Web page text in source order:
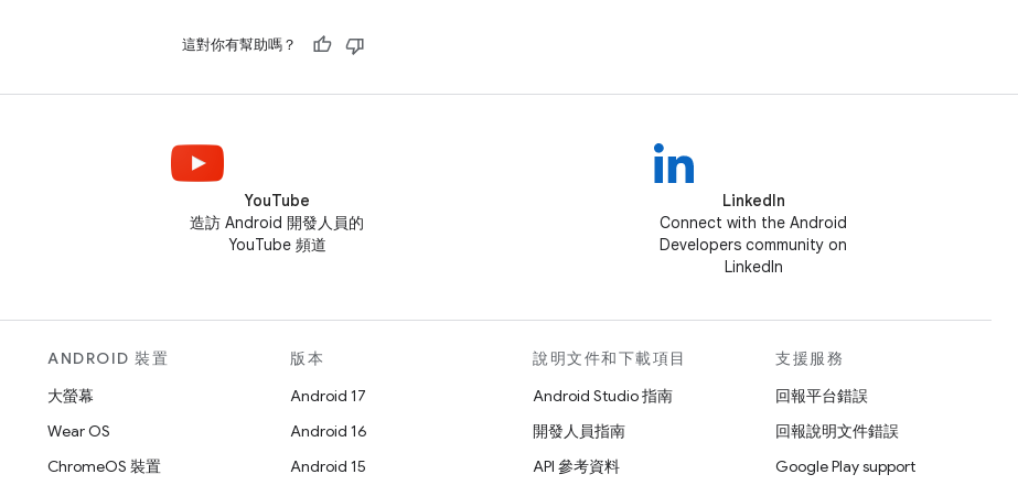
這對你有幫助嗎？
YouTube
造訪 Android 開發人員的
YouTube 頻道
LinkedIn
Connect with the Android
Developers community on
LinkedIn
ANDROID 裝置
大螢幕
Wear OS
ChromeOS 裝置
版本
Android 17
Android 16
Android 15
說明文件和下載項目
Android Studio 指南
開發人員指南
API 參考資料
支援服務
回報平台錯誤
回報說明文件錯誤
Google Play support